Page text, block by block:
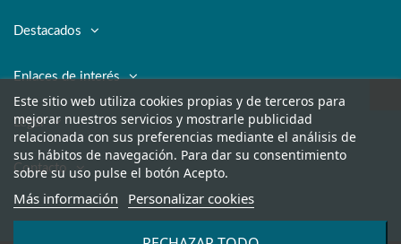
Destacados
Enlaces de interés
Legal
Contacto
Este sitio web utiliza cookies propias y de terceros para
mejorar nuestros servicios y mostrarle publicidad
relacionada con sus preferencias mediante el análisis de
sus hábitos de navegación. Para dar su consentimiento
sobre su uso pulse el botón Acepto.
Más información Personalizar cookies